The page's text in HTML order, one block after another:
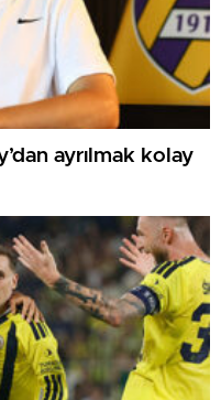
ayrılmak kolay